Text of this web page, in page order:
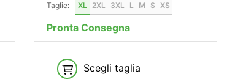
Taglie: XL 2XL 3XL L M S XS
Pronta Consegna
Scegli taglia